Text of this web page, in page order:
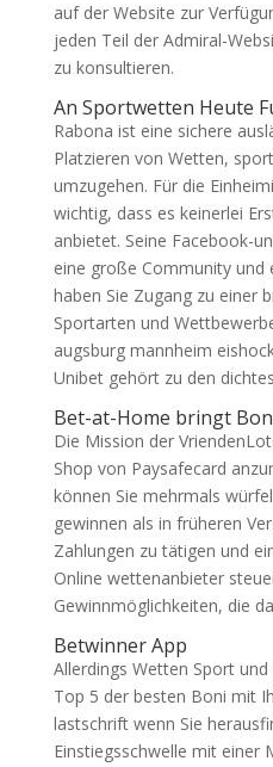
auf der Website zur
jeden Teil der Admiral-
zu konsultieren.
An Sportwetten Heute
Rabona ist eine sichere
Platzieren von Wetten,
umzugehen. Für die
wichtig, dass es keinerlei
anbietet. Seine Facebook-
eine große Community und
haben Sie Zugang zu einer
Sportarten und
augsburg mannheim
Unibet gehört zu den
Bet-at-Home bringt
Die Mission der
Shop von Paysafecard
können Sie mehrmals
gewinnen als in früheren
Zahlungen zu tätigen und
Online wettenanbieter
Gewinnmöglichkeiten, die
Betwinner App
Allerdings Wetten Sport
Top 5 der besten Boni mit
lastschrift wenn Sie
Einstiegsschwelle mit einer